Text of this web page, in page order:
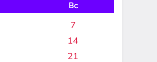
Вс
7
14
21